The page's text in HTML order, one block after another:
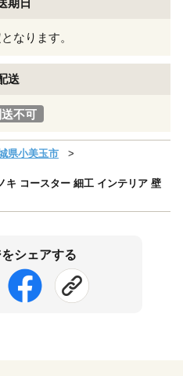
なります。
送
送不可
県小美玉市
キ コースター 細工 インテリア 壁
シェアする